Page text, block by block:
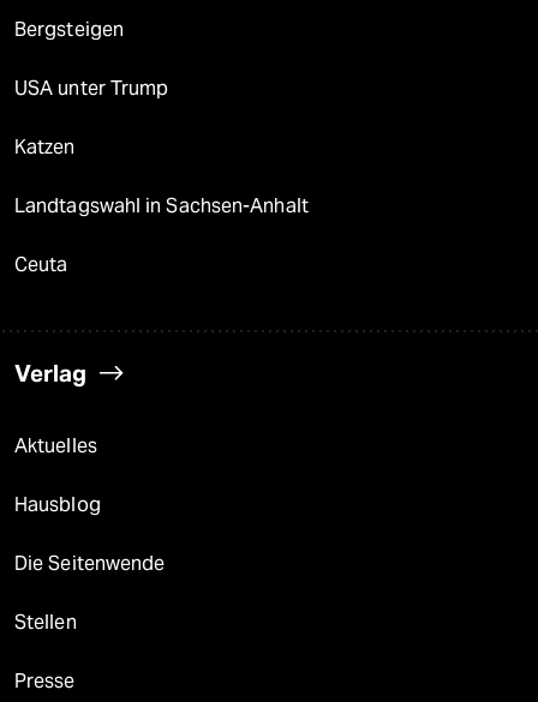
Bergsteigen
USA unter Trump
Katzen
Landtagswahl in Sachsen-Anhalt
Ceuta
Verlag
Aktuelles
Hausblog
Die Seitenwende
Stellen
Presse